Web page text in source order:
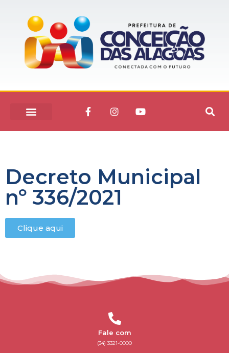
Decreto Municipal
nº 336/2021
Clique aqui
Fale com
(34) 3321-0000